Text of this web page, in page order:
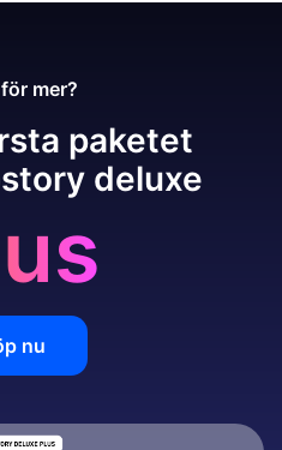
mer?
paketet
deluxe
nu